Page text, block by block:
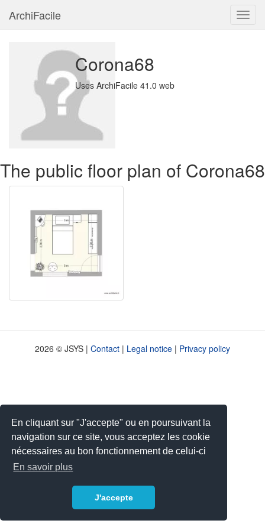
En cliquant sur "J'accepte" ou en poursuivant la
navigation sur ce site, vous acceptez les cookie
nécessaires au bon fonctionnement de celui-ci
En savoir plus
J'accepte
ArchiFacile
Corona68
Uses ArchiFacile 41.0 web
The public floor plan of Corona68
2026 © JSYS | Contact | Legal notice | Privacy policy